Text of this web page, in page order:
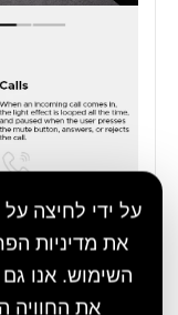
על ידי לחיצה
את מדיניות
השימוש. אנו
את החוויה